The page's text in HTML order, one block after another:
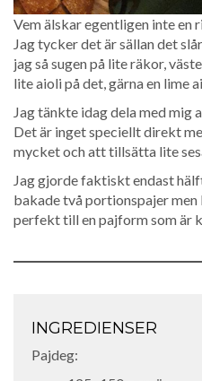
Vem älskar egentligen inte
Jag tycker det är sällan det
jag så sugen på lite räkor,
lite aioli på det, gärna en lime
Jag tänkte idag dela med mig
Det är inget speciellt direkt
mycket och att tillsätta lite
Jag gjorde faktiskt endast
bakade två portionspajer
perfekt till en pajform som är
INGREDIENSER
Pajdeg: